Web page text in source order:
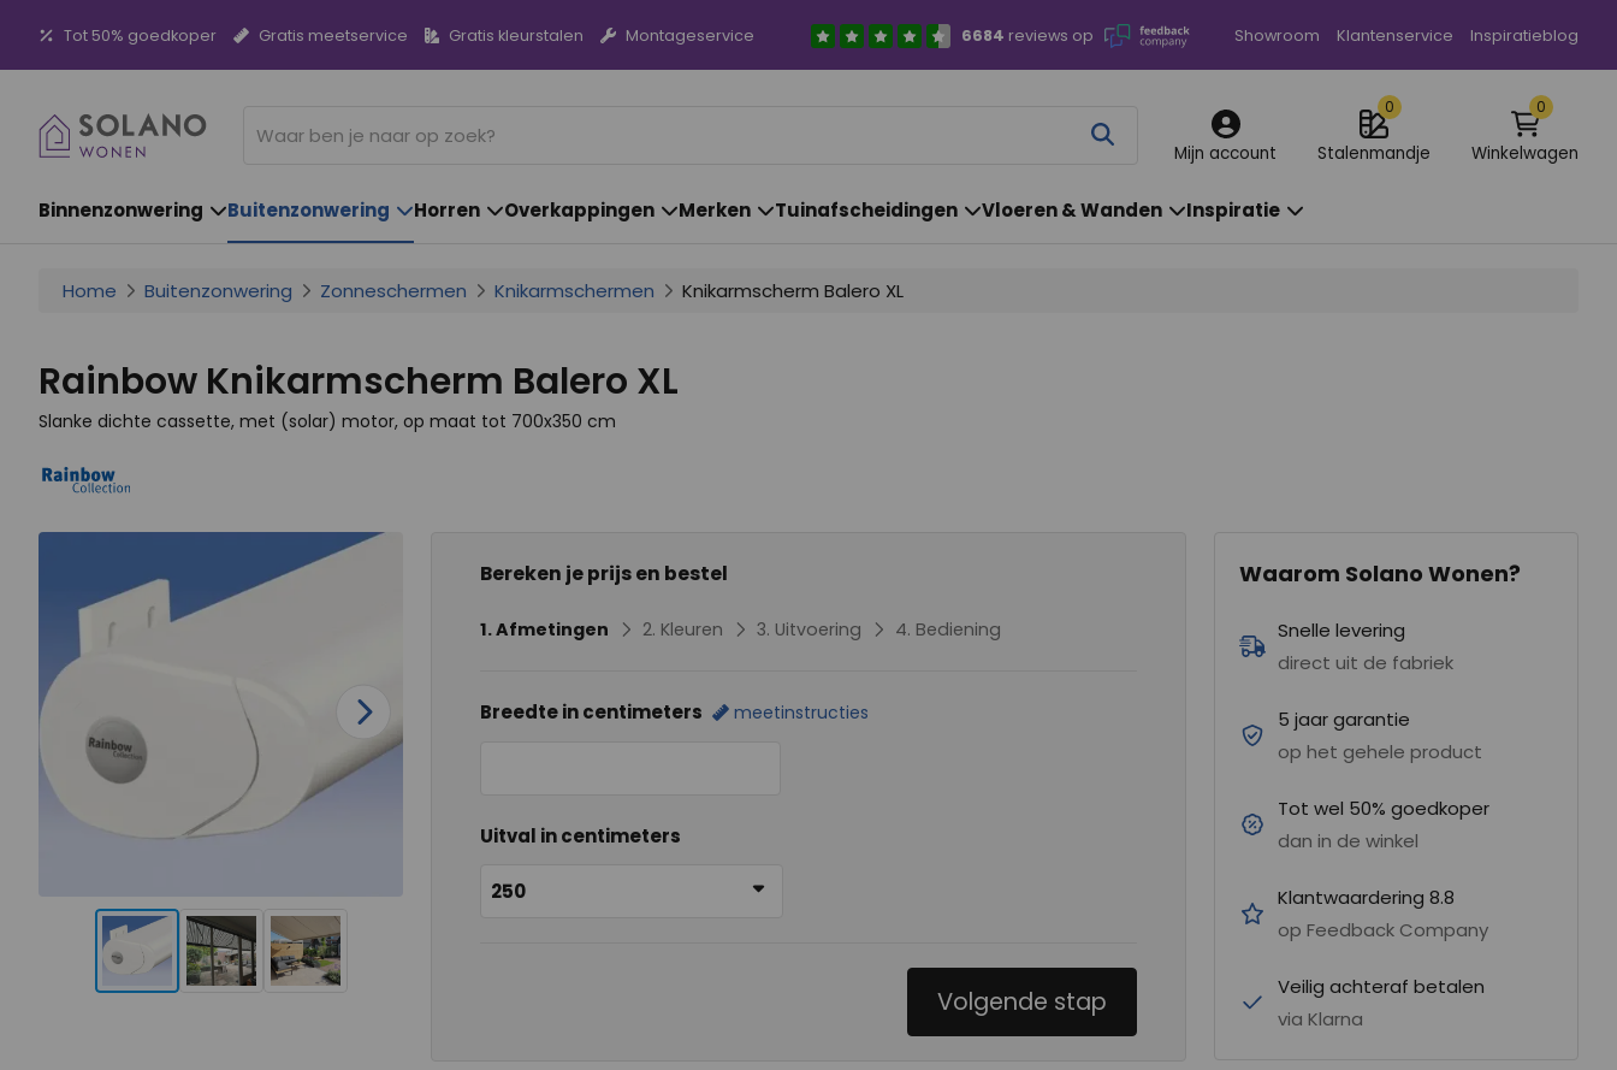
Tot 50% goedkoper Gratis meetservice Gratis kleurstalen Montageservice 6684 reviews op Showroom Klantenservice Inspiratieblog
Annuleren
Mijn account
0
Stalenmandje
0
Winkelwagen
Binnenzonwering Buitenzonwering Horren Overkappingen Merken Tuinafscheidingen Vloeren & Wanden Inspiratie
Home Buitenzonwering Zonneschermen Knikarmschermen Knikarmscherm Balero XL
Rainbow Knikarmscherm Balero XL
Slanke dichte cassette, met (solar) motor, op maat tot 700x350 cm
Bereken je prijs en bestel
1.Afmetingen 2. Kleuren 3. Uitvoering 4. Bediening
Breedte in centimeters meetinstructies
Uitval in centimeters
250
Volgende stap
Waarom Solano Wonen?
Snelle levering
direct uit de fabriek
5 jaar garantie
op het gehele product
Tot wel 50% goedkoper
dan in de winkel
Klantwaardering 8.8
op Feedback Company
Veilig achteraf betalen
via Klarna